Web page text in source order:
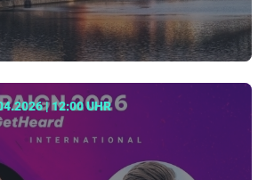
| 12:00 UHR